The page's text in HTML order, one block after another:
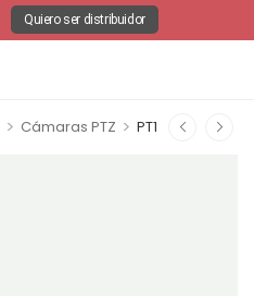
Quiero ser distribuidor
> Cámaras PTZ > PT1